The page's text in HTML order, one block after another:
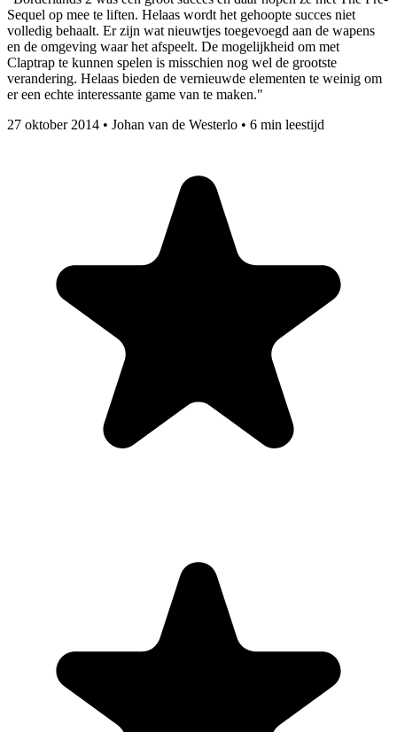
Sequel op mee te liften. Helaas wordt het gehoopte succes niet
volledig behaalt. Er zijn wat nieuwtjes toegevoegd aan de wapens
en de omgeving waar het afspeelt. De mogelijkheid om met
Claptrap te kunnen spelen is misschien nog wel de grootste
verandering. Helaas bieden de vernieuwde elementen te weinig om
er een echte interessante game van te maken."
27 oktober 2014 • Johan van de Westerlo • 6 min leestijd